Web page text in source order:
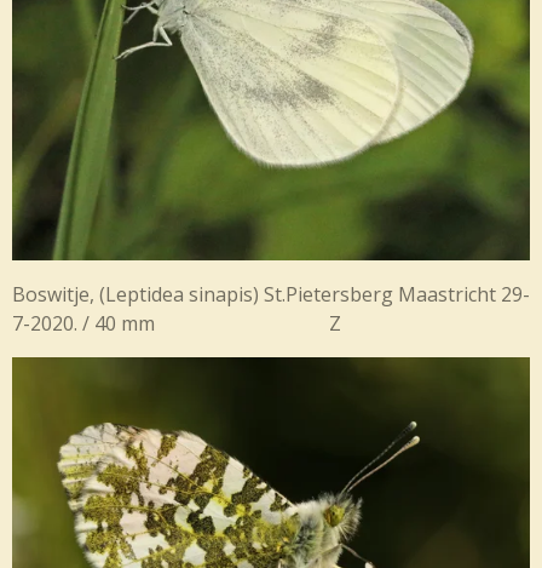
Boswitje, (Leptidea sinapis) St.Pietersberg Maastricht 29-
7-2020. / 40 mm Z